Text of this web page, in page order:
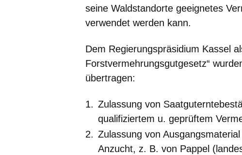
seine Waldstandorte geeignetes
verwendet werden kann.
Dem Regierungspräsidium Kassel
Forstvermehrungsgutgesetz“
übertragen:
Zulassung von
qualifiziertem u. geprüftem
Zulassung von
Anzucht, z. B. von Pappel